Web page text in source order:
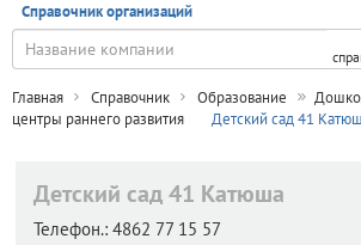
Справочник организаций
Главная Справочник Образование
центры раннего развития
Детский сад 41
Детский сад 41 Катюша
Телефон.: 4862 77 15 57